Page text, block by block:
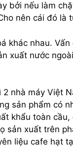
bởi nếu làm
nên cái đó là
khác nhau. Vấn
xuất nước
nhà máy Việt
sản phẩm có
khẩu toàn cầu,
sản xuất trên
liệu cafe hạt